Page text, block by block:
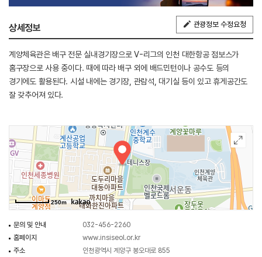
상세정보 관광정보 수정요청
계양체육관은 배구 전문 실내경기장으로 V-리그의 인천 대한항공 점보스가
홈구장으로 사용 중이다. 때에 따라 배구 외에 배드민턴이나 공수도 등의
경기에도 활용된다. 시설 내에는 경기장, 관람석, 대기실 등이 있고 휴게공간도
잘 갖추어져 있다.
250m
문의 및 안내
032-456-2260
홈페이지
www.insiseol.or.kr
주소
인천광역시 계양구 봉오대로 855